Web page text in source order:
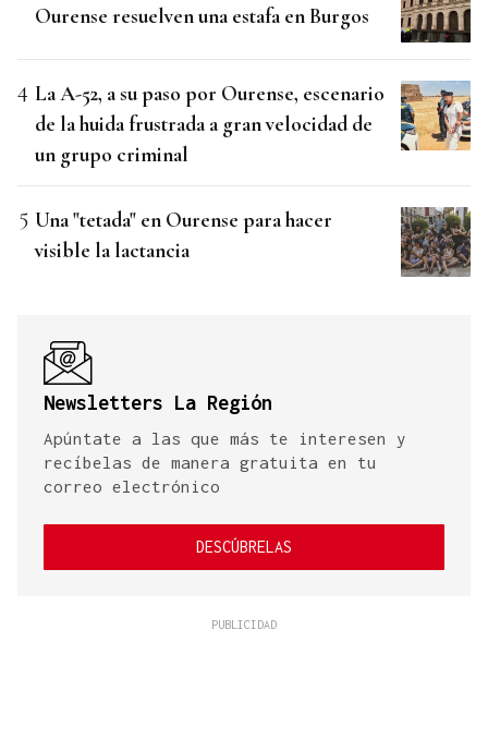
Ourense resuelven una estafa en Burgos
La A-52, a su paso por Ourense, escenario
de la huida frustrada a gran velocidad de
un grupo criminal
Una "tetada" en Ourense para hacer
visible la lactancia
Newsletters La Región
Apúntate a las que más te interesen y
recíbelas de manera gratuita en tu
correo electrónico
DESCÚBRELAS